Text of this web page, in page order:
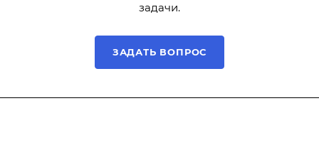
задачи.
ЗАДАТЬ ВОПРОС